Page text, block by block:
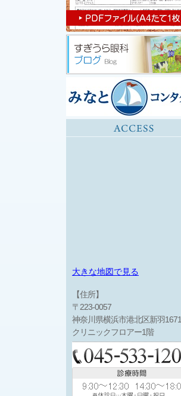
大きな地図で見る
【住所】
〒223-0057
神奈川県横浜市港北区新羽1671
クリニックフロアー1階